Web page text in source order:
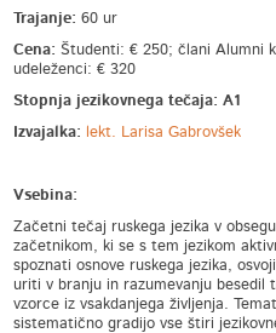
Trajanje: 60 ur
Cena: Študenti: € 250; člani Alumni
udeleženci: € 320
Stopnja jezikovnega tečaja: A1
Izvajalka:
lekt. Larisa Gabrovšek
Vsebina:
Začetni tečaj ruskega jezika v
začetnikom, ki se s tem jezikom
spoznati osnove ruskega jezika,
uriti v branju in razumevanju besedil
vzorce iz vsakdanjega življenja.
sistematično gradijo vse štiri